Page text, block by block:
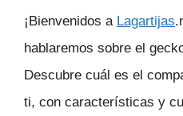
¡Bienvenidos a Lagartijas
hablaremos sobre el
Descubre cuál es el
ti, con características y